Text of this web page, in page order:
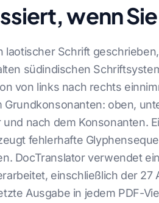
wenn
laotischer Schrift
südindischen
von links nach rechts
Grundkonsonanten: oben,
nach dem Konsonanten.
fehlerhafte
DocTranslator verwendet
einschließlich der
Ausgabe in jedem PDF-